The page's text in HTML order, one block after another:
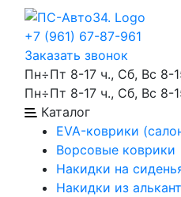
+7 (961) 67-87-961
Заказать звонок
Пн÷Пт 8-17 ч., Сб, Вс 8-
Пн÷Пт 8-17 ч., Сб, Вс 8-
Каталог
EVA-коврики
Ворсовые коврики
Накидки на
Накидки из